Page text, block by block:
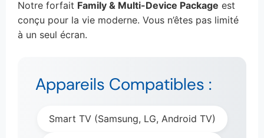
Notre forfait Family & Multi-Device Package est
conçu pour la vie moderne. Vous n’êtes pas limité
à un seul écran.
Appareils Compatibles :
Smart TV (Samsung, LG, Android TV)